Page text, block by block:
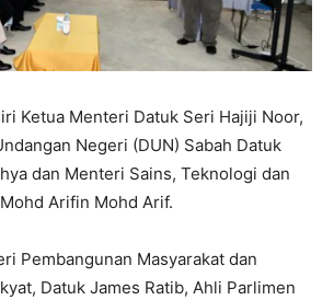
Ketua Menteri Datuk Seri Hajiji Noor,
Negeri (DUN) Sabah Datuk
dan Menteri Sains, Teknologi dan
Arifin Mohd Arif.
Pembangunan Masyarakat dan
Datuk James Ratib, Ahli Parlimen